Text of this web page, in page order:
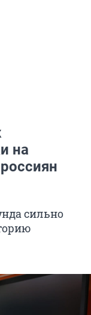
на
сильно